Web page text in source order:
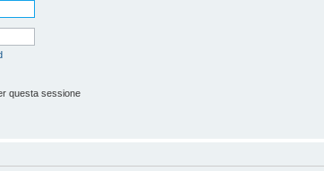
questa sessione